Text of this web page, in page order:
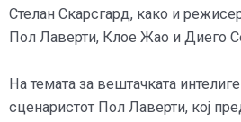
Стелан Скарсгард, како и
Пол Лаверти, Клое Жао и Диего
На темата за вештачката
сценаристот Пол Лаверти, кој